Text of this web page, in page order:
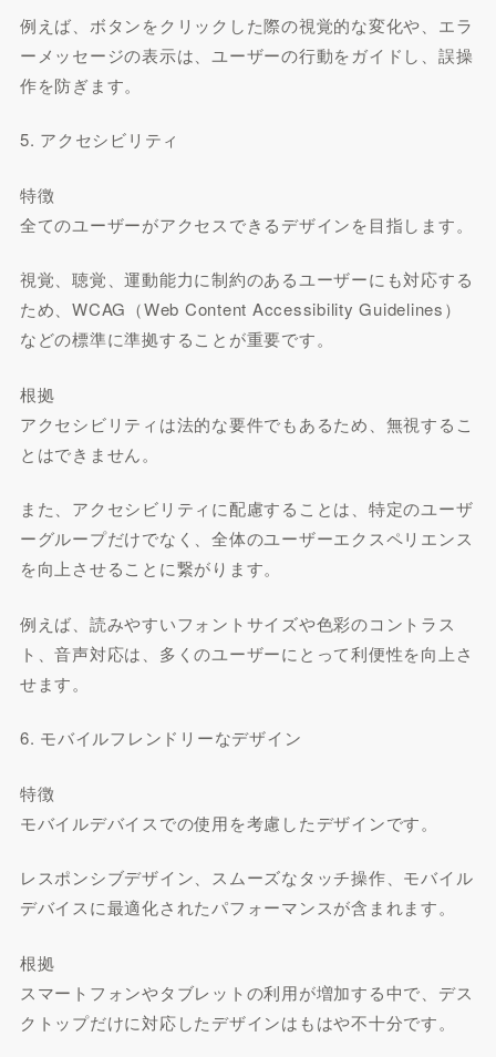
例えば、ボタンをクリックした際の視覚的な変化や、エラ
ーメッセージの表示は、ユーザーの行動をガイドし、誤操
作を防ぎます。
5. アクセシビリティ
特徴
全てのユーザーがアクセスできるデザインを目指します。
視覚、聴覚、運動能力に制約のあるユーザーにも対応する
ため、WCAG（Web Content Accessibility Guidelines）
などの標準に準拠することが重要です。
根拠
アクセシビリティは法的な要件でもあるため、無視するこ
とはできません。
また、アクセシビリティに配慮することは、特定のユーザ
ーグループだけでなく、全体のユーザーエクスペリエンス
を向上させることに繋がります。
例えば、読みやすいフォントサイズや色彩のコントラス
ト、音声対応は、多くのユーザーにとって利便性を向上さ
せます。
6. モバイルフレンドリーなデザイン
特徴
モバイルデバイスでの使用を考慮したデザインです。
レスポンシブデザイン、スムーズなタッチ操作、モバイル
デバイスに最適化されたパフォーマンスが含まれます。
根拠
スマートフォンやタブレットの利用が増加する中で、デス
クトップだけに対応したデザインはもはや不十分です。